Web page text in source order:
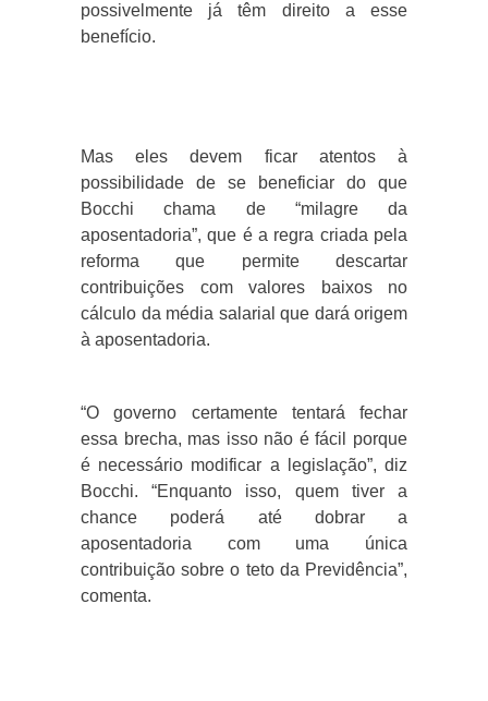
possivelmente já têm direito a esse
benefício.
Mas eles devem ficar atentos à
possibilidade de se beneficiar do que
Bocchi chama de “milagre da
aposentadoria”, que é a regra criada pela
reforma que permite descartar
contribuições com valores baixos no
cálculo da média salarial que dará origem
à aposentadoria.
“O governo certamente tentará fechar
essa brecha, mas isso não é fácil porque
é necessário modificar a legislação”, diz
Bocchi. “Enquanto isso, quem tiver a
chance poderá até dobrar a
aposentadoria com uma única
contribuição sobre o teto da Previdência”,
comenta.